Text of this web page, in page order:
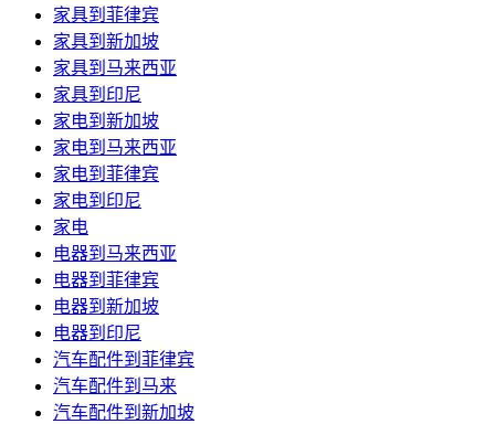
家具到菲律宾
家具到新加坡
家具到马来西亚
家具到印尼
家电到新加坡
家电到马来西亚
家电到菲律宾
家电到印尼
家电
电器到马来西亚
电器到菲律宾
电器到新加坡
电器到印尼
汽车配件到菲律宾
汽车配件到马来
汽车配件到新加坡